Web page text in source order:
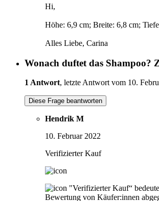
Hi,
Höhe: 6,9 cm; Breite: 6,8 cm;
Alles Liebe, Carina
Wonach duftet das Shampoo?
1 Antwort, letzte Antwort vom 10.
Diese Frage beantworten
Hendrik M
10. Februar 2022
Verifizierter Kauf
"Verifizierter Kauf“
Bewertung von Käufer:innen